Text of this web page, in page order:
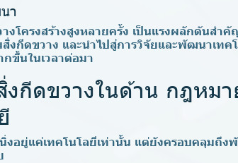
า
งโครงสร้างสูงหลายครั้ง เป็นแรงผลักดันสำ
งกีดขวาง และนำไปสู่การวิจัยและพัฒนาเทค
ขึ้นในเวลาต่อมา
กีดขวางในด้าน กฎหมา
อยู่แค่เทคโนโลยีเท่านั้น แต่ยังครอบคลุมถึง